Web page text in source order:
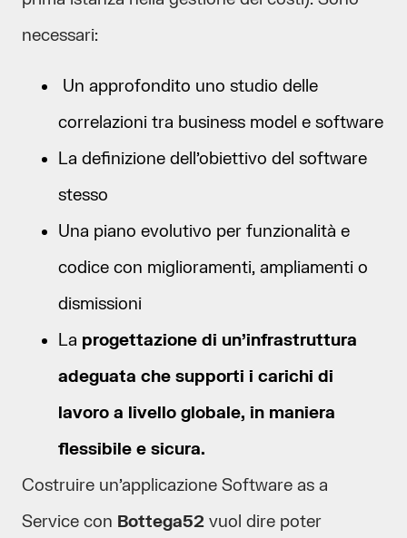
necessari:
Un approfondito uno studio delle
correlazioni tra business model e software
La definizione dell’obiettivo del software
stesso
Una piano evolutivo per funzionalità e
codice con miglioramenti, ampliamenti o
dismissioni
La progettazione di un’infrastruttura
adeguata che supporti i carichi di
lavoro a livello globale, in maniera
flessibile e sicura.
Costruire un’applicazione Software as a
Service con Bottega52 vuol dire poter